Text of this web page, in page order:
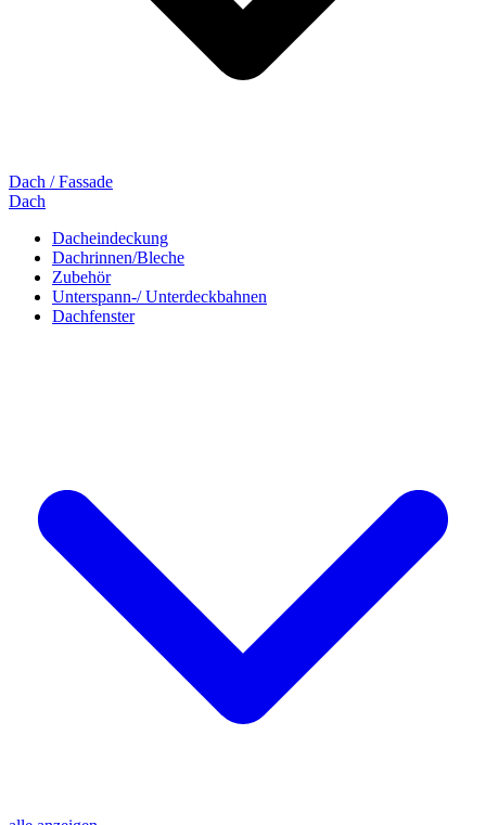
Dach / Fassade
Dach
Dacheindeckung
Dachrinnen/Bleche
Zubehör
Unterspann-/ Unterdeckbahnen
Dachfenster